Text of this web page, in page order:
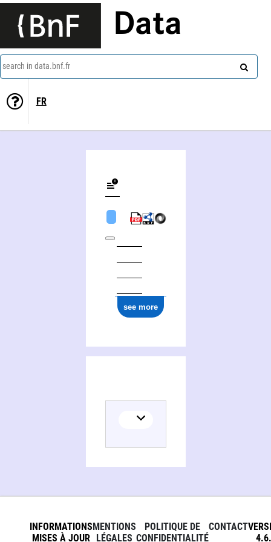
Data
search in data.bnf.fr
FR
see more
INFORMATIONS
MISES À JOUR
MENTIONS
LÉGALES
POLITIQUE DE
CONFIDENTIALITÉ
CONTACT